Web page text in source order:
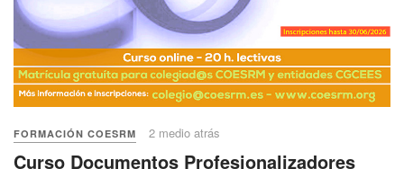
FORMACIÓN COESRM 2 medio atrás
Curso Documentos Profesionalizadores